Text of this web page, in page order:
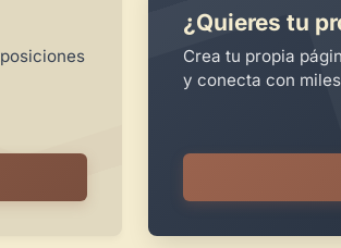
¿Quieres tu
Crea tu propia
y conecta con